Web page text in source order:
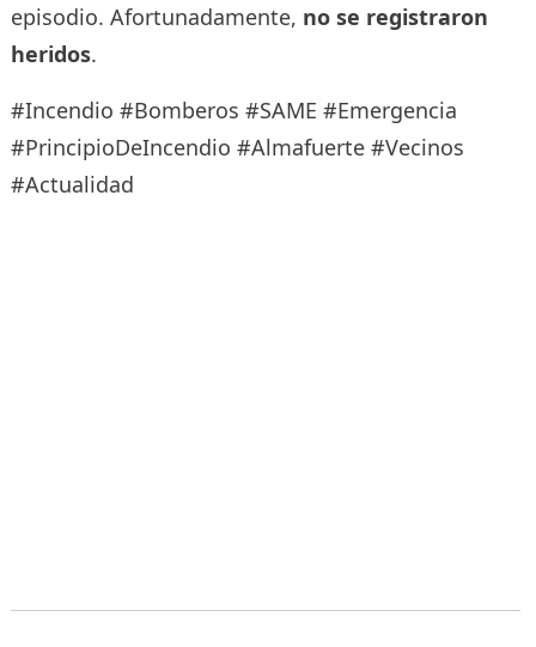
episodio. Afortunadamente, no se registraron
heridos.
#Incendio #Bomberos #SAME #Emergencia
#PrincipioDeIncendio #Almafuerte #Vecinos
#Actualidad